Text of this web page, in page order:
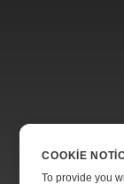
COOKIE
To provide you